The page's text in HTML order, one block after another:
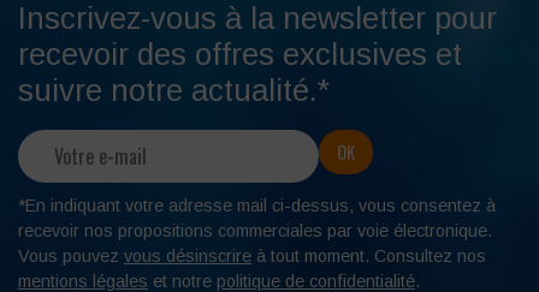
Inscrivez-vous à la newsletter pour
recevoir des offres exclusives et
suivre notre actualité.*
*En indiquant votre adresse mail ci-dessus, vous consentez à
recevoir nos propositions commerciales par voie électronique.
Vous pouvez vous désinscrire à tout moment. Consultez nos
mentions légales et notre politique de confidentialité.